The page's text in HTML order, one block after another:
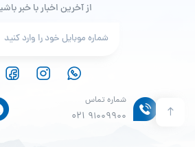
شماره تماس
021 91009900
از آخرین اخبار با خبر